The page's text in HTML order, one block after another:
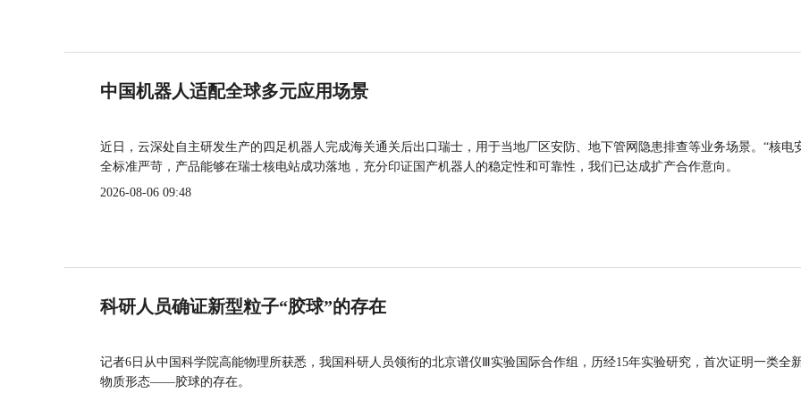
中国机器人适配全球多元应用场景
近日，云深处自主研发生产的四足机器人完成海关通关后出口瑞士，用于当地厂区安防、地下管网隐患排查等业务场景。“核电
全标准严苛，产品能够在瑞士核电站成功落地，充分印证国产机器人的稳定性和可靠性，我们已达成扩产合作意向。
2026-08-06 09:48
科研人员确证新型粒子“胶球”的存在
记者6日从中国科学院高能物理所获悉，我国科研人员领衔的北京谱仪Ⅲ实验国际合作组，历经15年实验研究，首次证明一类全
物质形态——胶球的存在。